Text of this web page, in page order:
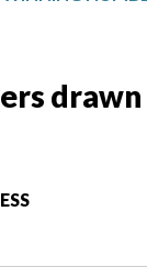
drawn